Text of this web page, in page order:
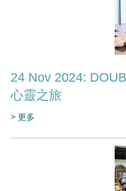
24 Nov 2024:
心靈之旅
> 更多